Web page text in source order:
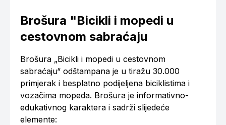
Brošura "Bicikli i mopedi u
cestovnom sabraćaju
Brošura „Bicikli i mopedi u cestovnom
sabraćaju“ odštampana je u tiražu 30.000
primjerak i besplatno podijeljena biciklistima i
vozačima mopeda. Brošura je informativno-
edukativnog karaktera i sadrži slijedeće
elemente: